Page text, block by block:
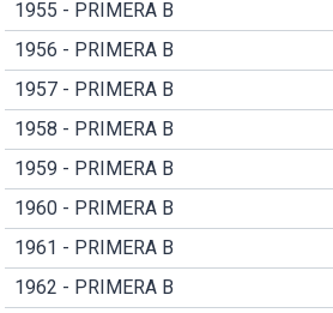
1955 - PRIMERA B
1956 - PRIMERA B
1957 - PRIMERA B
1958 - PRIMERA B
1959 - PRIMERA B
1960 - PRIMERA B
1961 - PRIMERA B
1962 - PRIMERA B